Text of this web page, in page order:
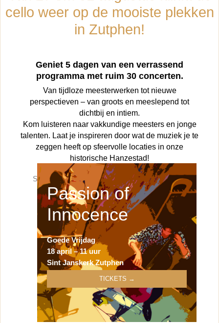
cello weer op de mooiste plekken
in Zutphen!
Geniet 5 dagen van een verrassend
programma met ruim 30 concerten.
Van tijdloze meesterwerken tot nieuwe
perspectieven – van groots en meeslepend tot
dichtbij en intiem.
Kom luisteren naar vakkundige meesters en jonge
talenten. Laat je inspireren door wat de muziek je te
zeggen heeft op sfeervolle locaties in onze
historische Hanzestad!
Sneak preview voor vrienden van CelloWercken
Passion of
Innocence
Goede Vrijdag
18 april – 11 uur
Sint Janskerk Zutphen
TICKETS →